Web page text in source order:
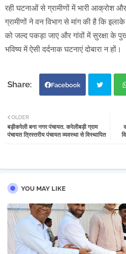
रही घटनाओं से ग्रामीणों में भारी आक्रोश और
ग्रामीणों ने वन विभाग से मांग की है कि
को जल्द पकड़ा जाए और गांवों में सुरक्षा के
भविष्य में ऐसी दर्दनाक घटनाएं दोबारा न हों।
Facebook
tter
OLDER
बड़ीकरेली बना नगर पंचायत, करेलीबड़ी ग्राम
पंचायत त्रिस्तरीय पंचायत व्यवस्था से विस्थापित
YOU MAY LIKE